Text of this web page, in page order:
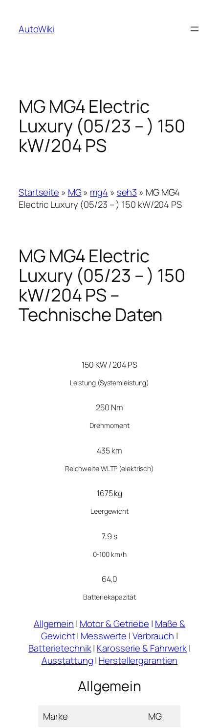
springen
AutoWiki
MG MG4 Electric
Luxury (05/23 – ) 150
kW/204 PS
Startseite » MG» mg4 » seh3 » MG MG4
Electric Luxury (05/23 – ) 150 kW/204 PS
MG MG4 Electric
Luxury (05/23 – ) 150
kW/204 PS –
Technische Daten
150 KW / 204 PS
Leistung(Systemleistung)
250 Nm
Drehmoment
435 km
Reichweite WLTP (elektrisch)
1675 kg
Leergewicht
7,9 s
0-100 km/h
64,0
Batteriekapazität
Allgemein | Motor & Getriebe | Maße &
Gewicht| Messwerte |Verbrauch |
Batterietechnik| Karosserie & Fahrwerk|
Ausstattung| Herstellergarantien
Allgemein
Marke
MG